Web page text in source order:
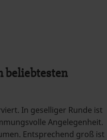
beliebtesten
In geselliger Runde ist
Angelegenheit.
Entsprechend groß ist